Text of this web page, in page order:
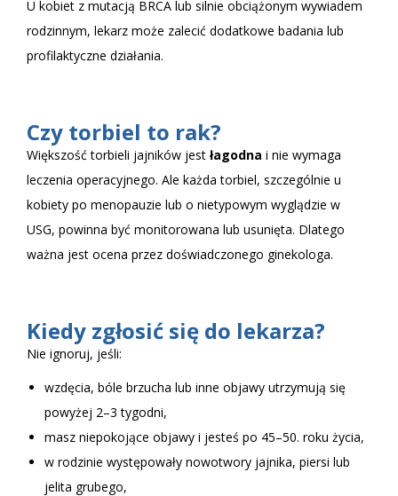
U kobiet z mutacją BRCA lub silnie obciążonym wywiadem
rodzinnym, lekarz może zalecić dodatkowe badania lub
profilaktyczne działania.
Czy torbiel to rak?
Większość torbieli jajników jest łagodna i nie wymaga
leczenia operacyjnego. Ale każda torbiel, szczególnie u
kobiety po menopauzie lub o nietypowym wyglądzie w
USG, powinna być monitorowana lub usunięta. Dlatego
ważna jest ocena przez doświadczonego ginekologa.
Kiedy zgłosić się do lekarza?
Nie ignoruj, jeśli:
wzdęcia, bóle brzucha lub inne objawy utrzymują się
powyżej 2–3 tygodni,
masz niepokojące objawy i jesteś po 45–50. roku życia,
w rodzinie występowały nowotwory jajnika, piersi lub
jelita grubego,